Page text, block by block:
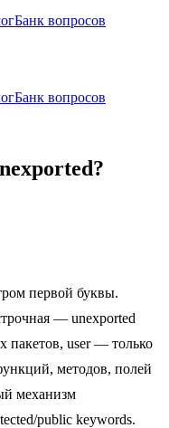
Банк вопросов
Банк вопросов
первой буквы.
— unexported
пакетов, user — только
методов, полей
механизм
public keywords.